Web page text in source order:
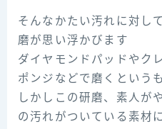
そんなかたい汚れに対し
磨が思い浮かびます
ダイヤモンドパッドやク
ポンジなどで磨くという
しかしこの研磨、素人が
の汚れがついている素材